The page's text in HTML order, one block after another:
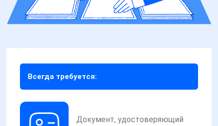
Всегда требуется:
Документ, удостоверяющий